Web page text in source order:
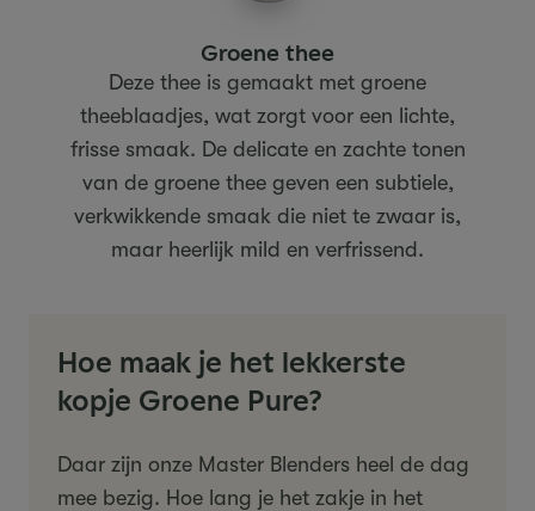
Groene thee
Deze thee is gemaakt met groene
theeblaadjes, wat zorgt voor een lichte,
frisse smaak. De delicate en zachte tonen
van de groene thee geven een subtiele,
verkwikkende smaak die niet te zwaar is,
maar heerlijk mild en verfrissend.
Hoe maak je het lekkerste
kopje Groene Pure?
Daar zijn onze Master Blenders heel de dag
mee bezig. Hoe lang je het zakje in het